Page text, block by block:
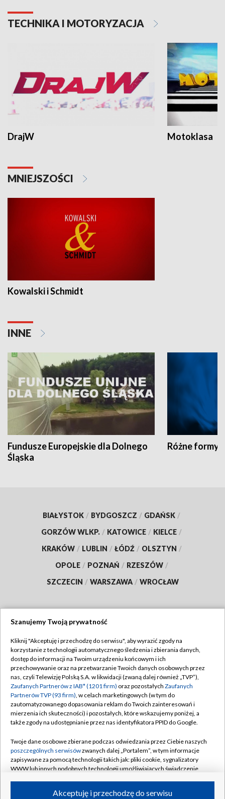
TECHNIKA I MOTORYZACJA
DrajW Motoklasa
MNIEJSZOŚCI
Kowalski i Schmidt
INNE
Fundusze Europejskie dla Dolnego
Śląska
Różne formy
BIAŁYSTOK / BYDGOSZCZ / GDAŃSK /
GORZÓW WLKP. / KATOWICE / KIELCE /
KRAKÓW / LUBLIN / ŁÓDŹ / OLSZTYN /
OPOLE / POZNAŃ / RZESZÓW /
SZCZECIN / WARSZAWA / WROCŁAW
TVP
Abonament TVP
Emisja w TVP
Centrum informacji TVP
Naziemna Telewizja Cyfrowa
Rada Programowa
System NOS
Informacje o nadawcy
Regulamin TVP
Polityka prywatności
Moje zgody
Pomoc
Kontakt
Kanały
Szanujemy Twoją prywatność
Kliknij "Akceptuję i przechodzę do serwisu", aby wyrazić zgody na
korzystanie z technologii automatycznego śledzenia i zbierania danych,
dostęp do informacji na Twoim urządzeniu końcowym i ich
przechowywanie oraz na przetwarzanie Twoich danych osobowych przez
nas, czyli Telewizję Polską S.A. w likwidacji (zwaną dalej również „TVP”),
Zaufanych Partnerów z IAB* (1201 firm) oraz pozostałych Zaufanych
Partnerów TVP (93 firm), w celach marketingowych (w tym do
zautomatyzowanego dopasowania reklam do Twoich zainteresowań i
mierzenia ich skuteczności) i pozostałych, które wskazujemy poniżej, a
także zgody na udostępnianie przez nas identyfikatora PPID do Google.
Twoje dane osobowe zbierane podczas odwiedzania przez Ciebie naszych
poszczególnych serwisówzwanych dalej „Portalem”, w tym informacje
zapisywane za pomocą technologii takich jak: pliki cookie, sygnalizatory
WWW lub innych podobnych technologii umożliwiających świadczenie
ruchu w Internecie.Akceptuję i przechodzę do serwisu